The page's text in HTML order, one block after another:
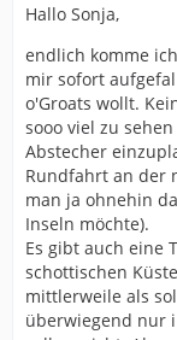
Hallo Sonja,
endlich komme
mir sofort
o'Groats wollt.
sooo viel zu
Abstecher
Rundfahrt an der
man ja ohnehin
Inseln möchte).
Es gibt auch eine
schottischen
mittlerweile als
überwiegend nur